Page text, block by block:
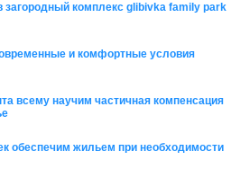
загородный комплекс glibivka family park
и комфортные условия
всему научим частичная компенсация
обеспечим жильем при необходимости